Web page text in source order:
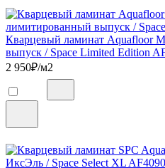
Кварцевый ламинат Aquafloor
выпуск / Space Limited Edition
2 950₽/м2